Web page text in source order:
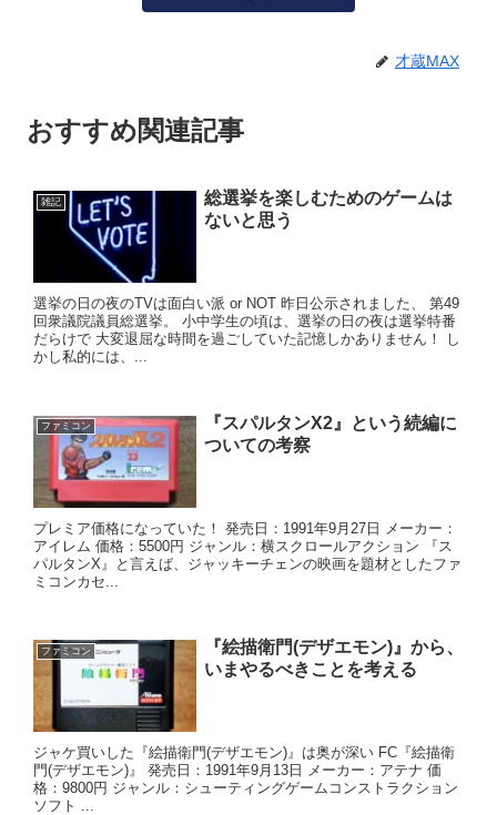
才蔵MAX
おすすめ関連記事
雑記
総選挙を楽しむためのゲームは
ないと思う
選挙の日の夜のTVは面白い派 or NOT 昨日公示されました、 第49
回衆議院議員総選挙。 小中学生の頃は、選挙の日の夜は選挙特番
だらけで 大変退屈な時間を過ごしていた記憶しかありません！ し
かし私的には、...
ファミコン
『スパルタンX2』という続編に
ついての考察
プレミア価格になっていた！ 発売日：1991年9月27日 メーカー：
アイレム 価格：5500円 ジャンル：横スクロールアクション 『ス
パルタンX』と言えば、ジャッキーチェンの映画を題材としたファ
ミコンカセ...
ファミコン
『絵描衛門(デザエモン)』から、
いまやるべきことを考える
ジャケ買いした『絵描衛門(デザエモン)』は奥が深い FC『絵描衛
門(デザエモン)』 発売日：1991年9月13日 メーカー：アテナ 価
格：9800円 ジャンル：シューティングゲームコンストラクション
ソフト ...